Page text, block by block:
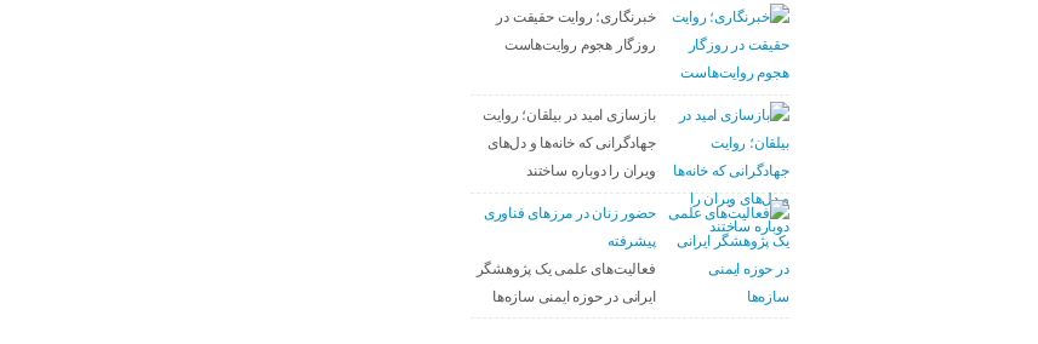
خبرنگاری؛ روایت حقیقت در
روزگار هجوم روایت‌هاست
بازسازی امید در بیلقان؛ روایت
جهادگرانی که خانه‌ها و دل‌های
ویران را دوباره ساختند
حضور زنان در مرزهای فناوری
پیشرفته
فعالیت‌های علمی یک پژوهشگر
ایرانی در حوزه ایمنی سازه‌ها